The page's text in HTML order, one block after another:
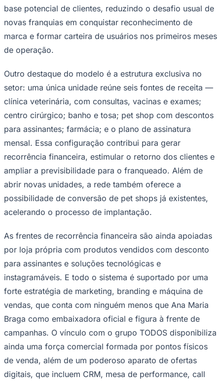
Corinthians
Palmeiras
base potencial de clientes, reduzindo o desafio usual de
novas franquias em conquistar reconhecimento de
marca e formar carteira de usuários nos primeiros meses
de operação.
Outro destaque do modelo é a estrutura exclusiva no
setor: uma única unidade reúne seis fontes de receita —
clínica veterinária, com consultas, vacinas e exames;
centro cirúrgico; banho e tosa; pet shop com descontos
para assinantes; farmácia; e o plano de assinatura
mensal. Essa configuração contribui para gerar
recorrência financeira, estimular o retorno dos clientes e
ampliar a previsibilidade para o franqueado. Além de
abrir novas unidades, a rede também oferece a
possibilidade de conversão de pet shops já existentes,
acelerando o processo de implantação.
As frentes de recorrência financeira são ainda apoiadas
por loja própria com produtos vendidos com desconto
para assinantes e soluções tecnológicas e
instagramáveis. E todo o sistema é suportado por uma
forte estratégia de marketing, branding e máquina de
vendas, que conta com ninguém menos que Ana Maria
Braga como embaixadora oficial e figura à frente de
campanhas. O vínculo com o grupo TODOS disponibiliza
ainda uma força comercial formada por pontos físicos
de venda, além de um poderoso aparato de ofertas
digitais, que incluem CRM, mesa de performance, call